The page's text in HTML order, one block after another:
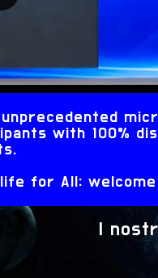
unprecedented
with 100%
for All:
I